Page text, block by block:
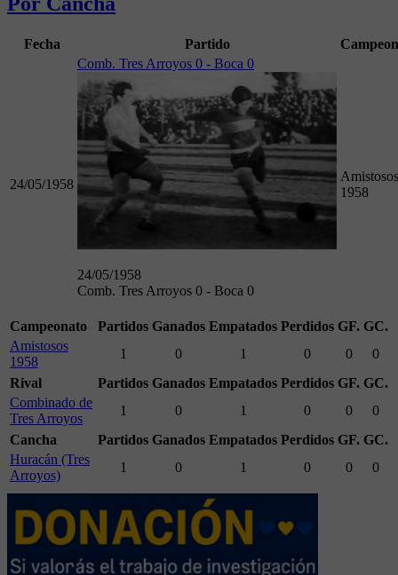
Fecha Partido
24/05/1958
Comb. Tres Arroyos 0 - Boca 0
24/05/1958
Comb. Tres Arroyos 0 - Boca 0
Amistosos
1958
Campeonato Partidos Ganados Empatados Perdidos GF. GC.
Amistosos
1958
1 0 1 0 0
0
Rival
Partidos Ganados Empatados Perdidos GF. GC.
Combinado de
Tres Arroyos
1 0 1 0 0
0
Cancha
Partidos Ganados Empatados Perdidos GF. GC.
Huracán (Tres
Arroyos)
1 0 1 0 0 0